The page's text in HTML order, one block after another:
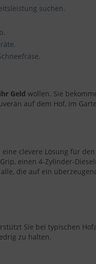
suchen.
Geld wollen. Sie
auf dem Hof, im
clevere Lösung für
einen 4-Zylinder-
die auf ein
Sie bei typischen
zu halten.